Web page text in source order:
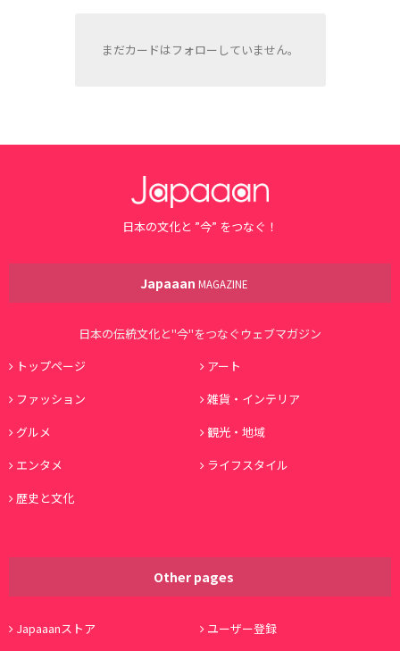
まだカードはフォローしていません。
日本の文化と ”今” をつなぐ！
Japaaan MAGAZINE
日本の伝統文化と"今"をつなぐウェブマガジン
トップページ
アート
ファッション
雑貨・インテリア
グルメ
観光・地域
エンタメ
ライフスタイル
歴史と文化
Other pages
Japaaanストア ユーザー登録